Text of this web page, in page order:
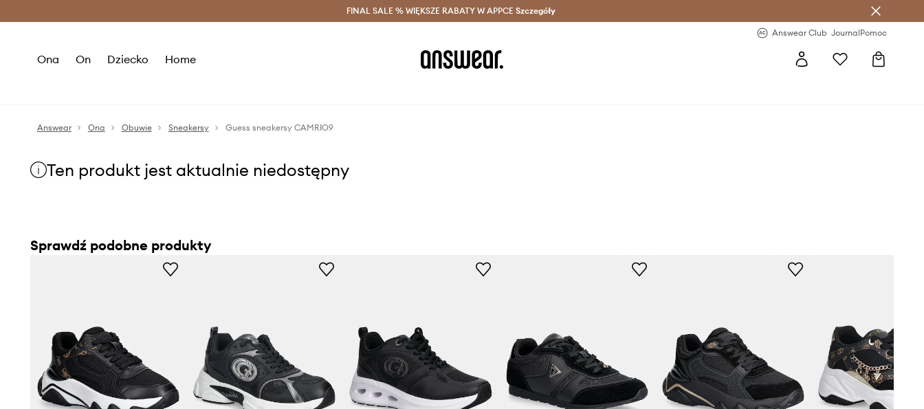
Oszczędzaj z Answear Club > Dostawa nawet w 24h >
FINAL SALE % WIĘKSZE RABATY W APPCE Szczegóły
Answear Club JournalPomoc
Ona On Dziecko Home
Answear Ona Obuwie Sneakersy Guess sneakersy CAMRIO9
Ten produkt jest aktualnie niedostępny
Sprawdź podobne produkty